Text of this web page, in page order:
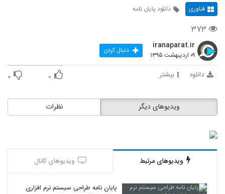
فناوری دانلود پایان نامه
۳۷۳
iranaparat.ir
۰۹ اردیبهشت ۱۳۹۵ دنبال کردن
دانلود بیشتر ۰ ۰
نظرات ویدیوهای دیگر
ویدیوهای مرتبط ویدیوهای کانال
پایان نامه طراحی سیستم نرم افزاری